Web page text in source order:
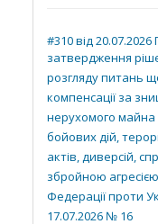
#310 від 20.07.2026
затвердження
розгляду питань
компенсації за
нерухомого майна
бойових дій,
актів, диверсій,
збройною агресією
Федерації проти
17.07.2026 № 16